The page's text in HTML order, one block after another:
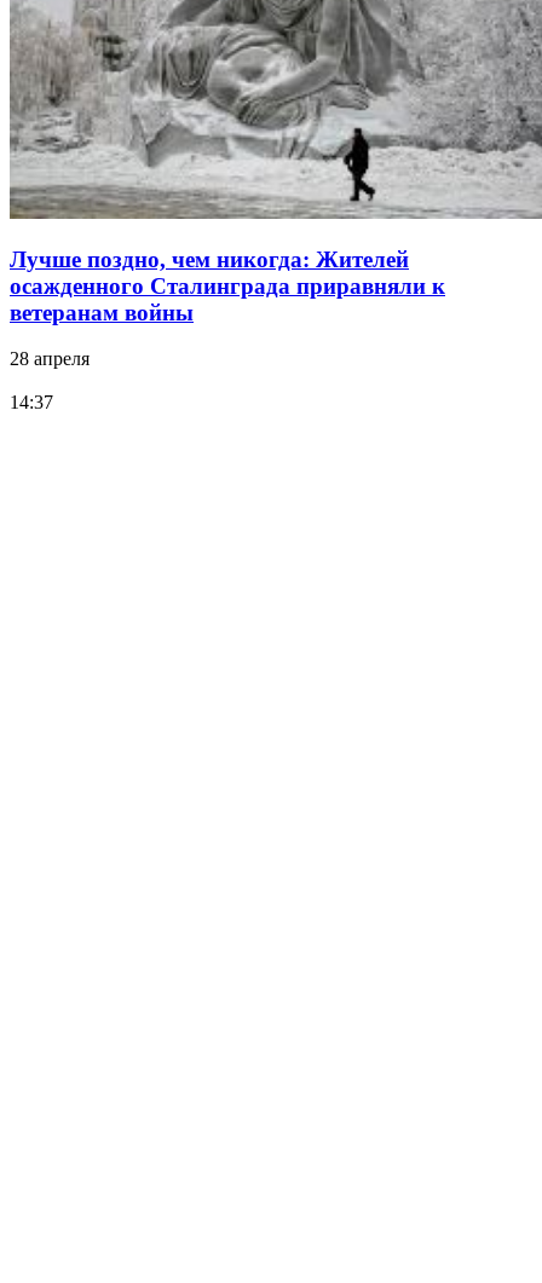
Лучше поздно, чем никогда: Жителей
осажденного Сталинграда приравняли к
ветеранам войны
28 апреля
14:37